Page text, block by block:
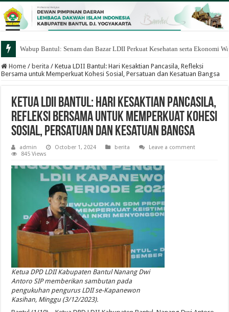
Wabup Bantul: Senam dan Bazar LDII Perkuat Kesehatan serta Ekonomi
Home / berita / Ketua LDII Bantul: Hari Kesaktian Pancasila, Refleksi
Bersama untuk Memperkuat Kohesi Sosial, Persatuan dan Kesatuan Bangsa
Ketua LDII Bantul: Hari Kesaktian Pancasila,
Refleksi Bersama untuk Memperkuat Kohesi
Sosial, Persatuan dan Kesatuan Bangsa
admin October 1, 2024 berita
Leave a comment
845 Views
Ketua DPD LDII Kabupaten Bantul Nanang Dwi
Antoro SIP memberikan sambutan pada
pengukuhan pengurus LDII se-Kapanewon
Kasihan, Minggu (3/12/2023).